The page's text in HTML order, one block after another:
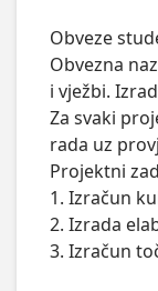
Obveze
Obvezna
i vježbi.
Za svaki
rada uz
Projektni
1. Izračun
2. Izrada
3. Izračun